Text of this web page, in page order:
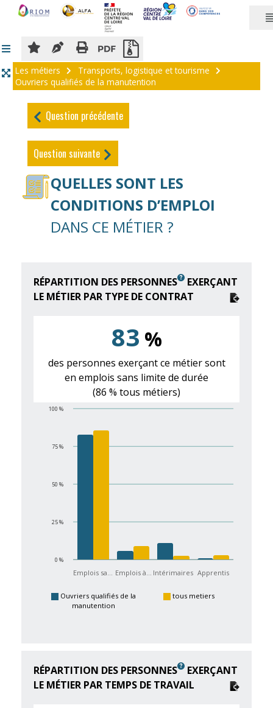
Les métiers
Transports, logistique et tourisme
Ouvriers qualifiés de la manutention
Question précédente
Question suivante
QUELLES SONT LES
CONDITIONS D’EMPLOI
DANS CE MÉTIER ?
RÉPARTITION DES PERSONNES
EXERÇANT
LE MÉTIER PAR TYPE DE CONTRAT
83 %
des personnes exerçant ce métier sont
en emplois sans limite de durée
(86 % tous métiers)
Emplois sa… Emplois à… Intérimaires Apprentis
0 %
25 %
50 %
75 %
100 %
Ouvriers qualifiés de la
manutention
tous metiers
RÉPARTITION DES PERSONNES
EXERÇANT
LE MÉTIER PAR TEMPS DE TRAVAIL
Panneau de gestion des cookies